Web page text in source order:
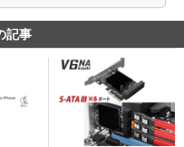
記事